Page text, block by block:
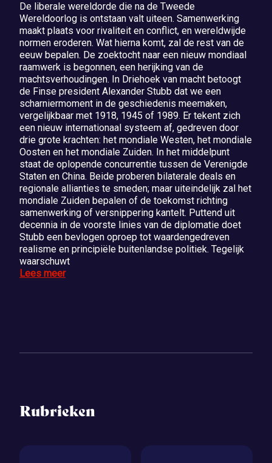
De liberale wereldorde die na de Tweede
Wereldoorlog is ontstaan valt uiteen. Samenwerking
maakt plaats voor rivaliteit en conflict, en wereldwijde
normen eroderen. Wat hierna komt, zal de rest van de
eeuw bepalen. De zoektocht naar een nieuw mondiaal
raamwerk is begonnen, een herijking van de
machtsverhoudingen. In Driehoek van macht betoogt
de Finse president Alexander Stubb dat we een
scharniermoment in de geschiedenis meemaken,
vergelijkbaar met 1918, 1945 of 1989. Er tekent zich
een nieuw internationaal systeem af, gedreven door
drie grote krachten: het mondiale Westen, het mondiale
Oosten en het mondiale Zuiden. In het middelpunt
staat de oplopende concurrentie tussen de Verenigde
Staten en China. Beide proberen bilaterale deals en
regionale allianties te smeden; maar uiteindelijk zal het
mondiale Zuiden bepalen of de toekomst richting
samenwerking of versnippering kantelt. Puttend uit
decennia in de voorste linies van de diplomatie doet
Stubb een bevlogen oproep tot waardengedreven
realisme en principiële buitenlandse politiek. Tegelijk
waarschuwt
Lees meer
Rubrieken